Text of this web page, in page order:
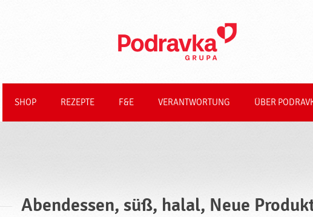
SHOP REZEPTE F&E VERANTWORTUNG ÜBER
Abendessen, süß, halal, Neue